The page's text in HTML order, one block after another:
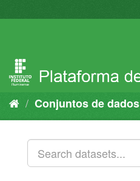
para
Conjuntos de dados